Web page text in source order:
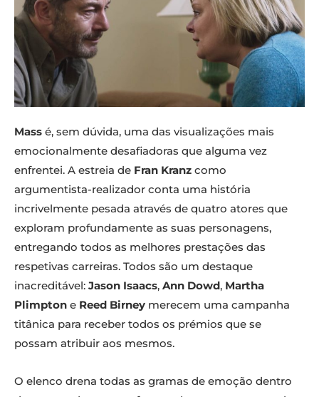
Mass é, sem dúvida, uma das visualizações mais
emocionalmente desafiadoras que alguma vez
enfrentei. A estreia de Fran Kranz como
argumentista-realizador conta uma história
incrivelmente pesada através de quatro atores que
exploram profundamente as suas personagens,
entregando todos as melhores prestações das
respetivas carreiras. Todos são um destaque
inacreditável: Jason Isaacs, Ann Dowd, Martha
Plimpton e Reed Birney merecem uma campanha
titânica para receber todos os prémios que se
possam atribuir aos mesmos.
O elenco drena todas as gramas de emoção dentro